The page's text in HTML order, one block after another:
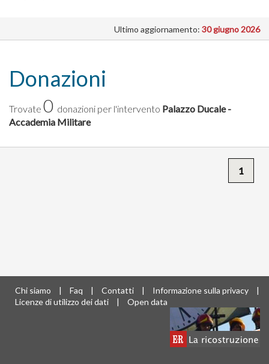
INTERVENTI
Ultimo aggiornamento: 30 giugno 2026
Donazioni
Trovate 0 donazioni per l'intervento Palazzo Ducale -
Accademia Militare
1
Chi siamo | Faq | Contatti | Informazione sulla privacy
|
Licenze di utilizzo dei dati
| Open data